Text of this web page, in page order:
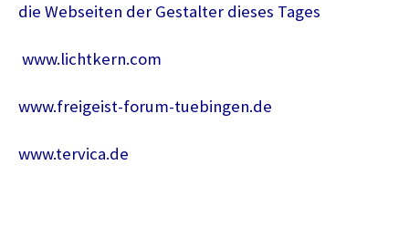
die Webseiten der Gestalter dieses Tages
www.lichtkern.com
www.freigeist-forum-tuebingen.de
www.tervica.de